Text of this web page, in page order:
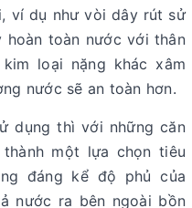
ví dụ như vòi dây rút sử
toàn nước với thân
loại nặng khác xâm
nước sẽ an toàn hơn.
dụng thì với những căn
một lựa chọn tiêu
đáng kể độ phủ của
nước ra bên ngoài bồn